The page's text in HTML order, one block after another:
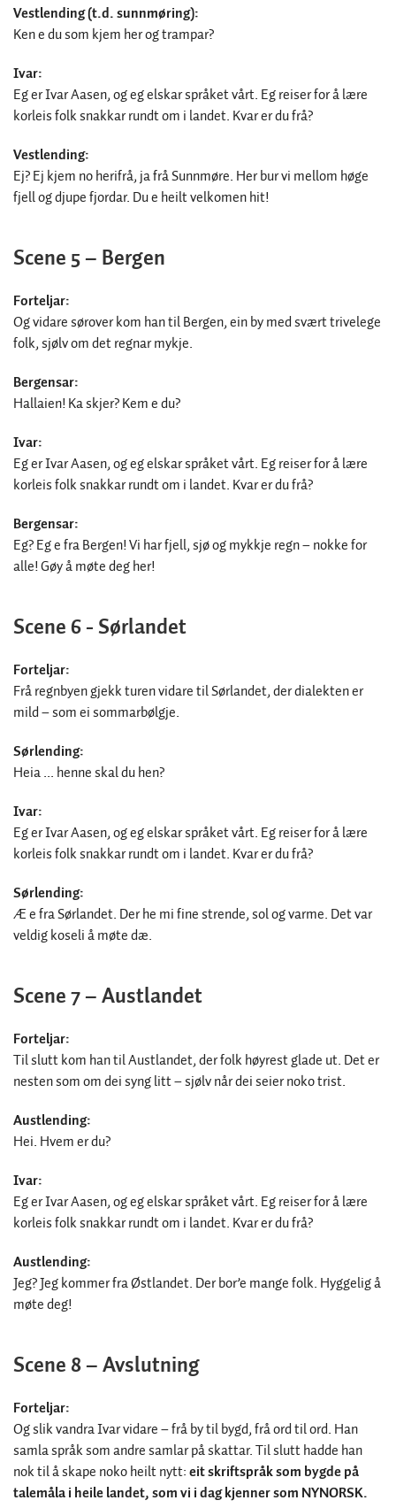
Vestlending (t.d. sunnmøring):
Ken e du som kjem her og trampar?
Ivar:
Eg er Ivar Aasen, og eg elskar språket vårt. Eg reiser for å lære
korleis folk snakkar rundt om i landet. Kvar er du frå?
Vestlending:
Ej? Ej kjem no herifrå, ja frå Sunnmøre. Her bur vi mellom høge
fjell og djupe fjordar. Du e heilt velkomen hit!
Scene 5 – Bergen
Forteljar:
Og vidare sørover kom han til Bergen, ein by med svært trivelege
folk, sjølv om det regnar mykje.
Bergensar:
Hallaien! Ka skjer? Kem e du?
Ivar:
Eg er Ivar Aasen, og eg elskar språket vårt. Eg reiser for å lære
korleis folk snakkar rundt om i landet. Kvar er du frå?
Bergensar:
Eg? Eg e fra Bergen! Vi har fjell, sjø og mykkje regn – nokke for
alle! Gøy å møte deg her!
Scene 6 - Sørlandet
Forteljar:
Frå regnbyen gjekk turen vidare til Sørlandet, der dialekten er
mild – som ei sommarbølgje.
Sørlending:
Heia ... henne skal du hen?
Ivar:
Eg er Ivar Aasen, og eg elskar språket vårt. Eg reiser for å lære
korleis folk snakkar rundt om i landet. Kvar er du frå?
Sørlending:
Æ e fra Sørlandet. Der he mi fine strende, sol og varme. Det var
veldig koseli å møte dæ.
Scene 7 – Austlandet
Forteljar:
Til slutt kom han til Austlandet, der folk høyrest glade ut. Det er
nesten som om dei syng litt – sjølv når dei seier noko trist.
Austlending:
Hei. Hvem er du?
Ivar:
Eg er Ivar Aasen, og eg elskar språket vårt. Eg reiser for å lære
korleis folk snakkar rundt om i landet. Kvar er du frå?
Austlending:
Jeg? Jeg kommer fra Østlandet. Der bor’e mange folk. Hyggelig å
møte deg!
Scene 8 – Avslutning
Forteljar:
Og slik vandra Ivar vidare – frå by til bygd, frå ord til ord. Han
samla språk som andre samlar på skattar. Til slutt hadde han
nok til å skape noko heilt nytt:eit skriftspråk som bygde på
talemåla i heile landet, som vi i dag kjenner som NYNORSK.